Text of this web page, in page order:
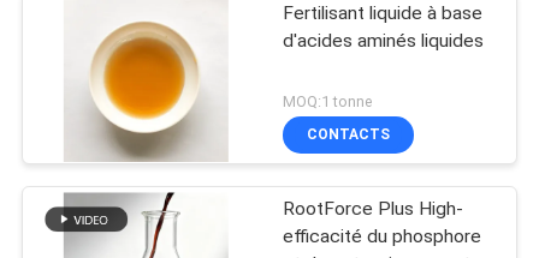
Fertilisant liquide à base
d'acides aminés liquides
MOQ:1 tonne
CONTACTS
RootForce Plus High-
efficacité du phosphore